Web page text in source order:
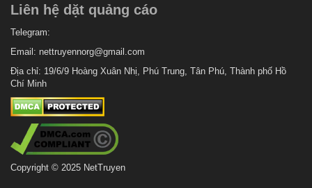
Liên hệ dặt quảng cáo
Telegram:
Email: nettruyennorg@gmail.com
Địa chỉ: 19/6/9 Hoàng Xuân Nhị, Phú Trung, Tân Phú, Thành phố Hồ
Chí Minh
Copyright © 2025 NetTruyen